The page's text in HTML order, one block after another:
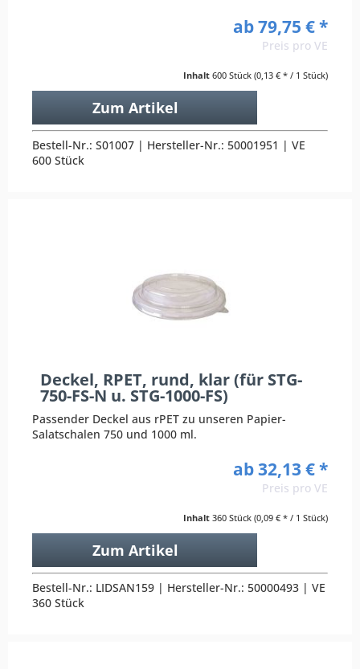
ab 79,75 € *
Preis pro VE
Inhalt 600 Stück (0,13 € * / 1 Stück)
Zum Artikel
Bestell-Nr.: S01007 | Hersteller-Nr.: 50001951 | VE
600 Stück
Deckel, RPET, rund, klar (für STG-
750-FS-N u. STG-1000-FS)
Passender Deckel aus rPET zu unseren Papier-
Salatschalen 750 und 1000 ml.
ab 32,13 € *
Preis pro VE
Inhalt 360 Stück (0,09 € * / 1 Stück)
Zum Artikel
Bestell-Nr.: LIDSAN159 | Hersteller-Nr.: 50000493 | VE
360 Stück